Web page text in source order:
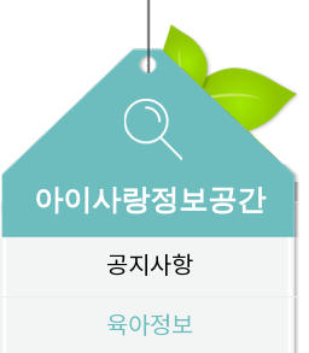
아이사랑정보공간
공지사항
육아정보